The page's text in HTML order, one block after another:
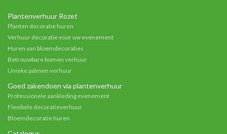
Plantenverhuur Rozet
Planten decoratie huren
Verhuur decoratie voor uw evenement
Huren van bloemdecoraties
Betrouwbare bomen verhuur
Unieke palmen verhuur
Goed zakendoen via plantenverhuur
Professionele aankleding evenement
Flexibele decoratieverhuur
Bloemdecoratie huren